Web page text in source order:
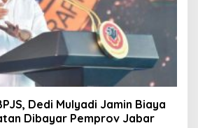
Dedi Mulyadi Jamin Biaya
Dibayar Pemprov Jabar